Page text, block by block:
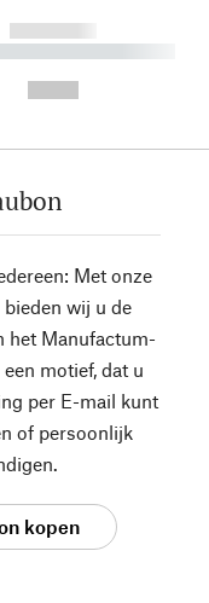
------------
----------- ----------
Met onze
wij u de
het Manufactum-
motief, dat u
per E-mail kunt
of persoonlijk
kopen